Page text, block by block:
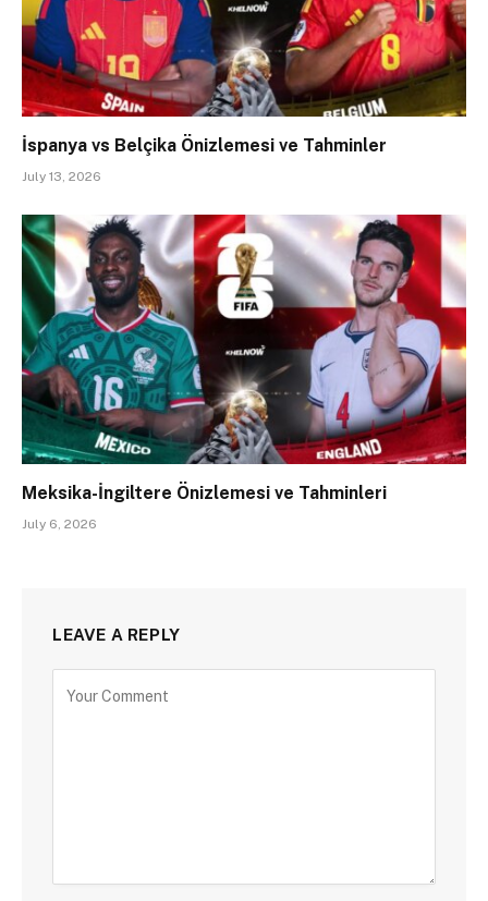
İspanya vs Belçika Önizlemesi ve Tahminler
July 13, 2026
Meksika-İngiltere Önizlemesi ve Tahminleri
July 6, 2026
LEAVE A REPLY